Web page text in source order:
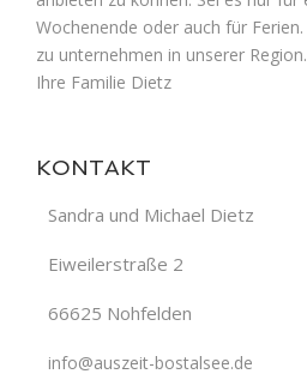
Wochenende oder auch für
zu unternehmen in unserer Region.
Ihre Familie Dietz
KONTAKT
Sandra und Michael Dietz
Eiweilerstraße 2
66625 Nohfelden
info@auszeit-bostalsee.de